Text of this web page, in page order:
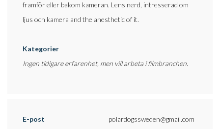
framför eller bakom kameran. Lens nerd, intresserad om
ljus och kamera and the anesthetic of it.
Kategorier
Ingen tidigare erfarenhet, men vill arbeta i filmbranchen.
E-post
polardogssweden@gmail.com